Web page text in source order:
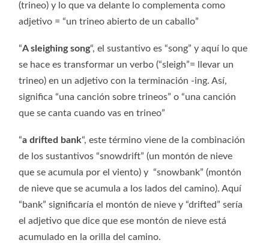
(trineo) y lo que va delante lo complementa como
adjetivo = “un trineo abierto de un caballo”
“A sleighing song“, el sustantivo es “song” y aquí lo que
se hace es transformar un verbo (“sleigh”= llevar un
trineo) en un adjetivo con la terminación -ing. Así,
significa “una canción sobre trineos” o “una canción
que se canta cuando vas en trineo”
“a drifted bank“, este término viene de la combinación
de los sustantivos “snowdrift” (un montón de nieve
que se acumula por el viento) y “snowbank” (montón
de nieve que se acumula a los lados del camino). Aquí
“bank” significaría el montón de nieve y “drifted” sería
el adjetivo que dice que ese montón de nieve está
acumulado en la orilla del camino.